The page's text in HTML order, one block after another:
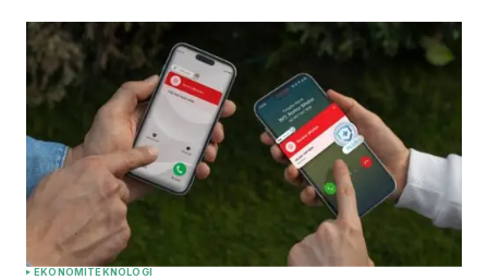
EKONOMITEKNOLOGI